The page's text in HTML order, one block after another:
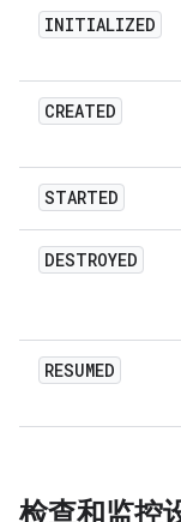
INITIALIZED
CREATED
STARTED
DESTROYED
RESUMED
检查和监控